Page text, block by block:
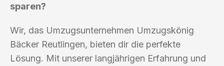
sparen?
Wir, das Umzugsunternehmen Umzugskönig
Bäcker Reutlingen, bieten dir die perfekte
Lösung. Mit unserer langjährigen Erfahrung und